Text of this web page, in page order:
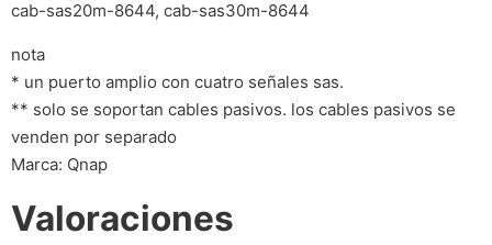
cab-sas20m-8644, cab-sas30m-8644
nota
* un puerto amplio con cuatro señales sas.
** solo se soportan cables pasivos. los cables pasivos se
venden por separado
Marca: Qnap
Valoraciones